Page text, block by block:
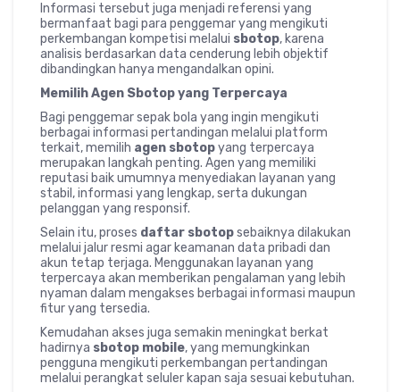
Informasi tersebut juga menjadi referensi yang
bermanfaat bagi para penggemar yang mengikuti
perkembangan kompetisi melalui sbotop, karena
analisis berdasarkan data cenderung lebih objektif
dibandingkan hanya mengandalkan opini.
Memilih Agen Sbotop yang Terpercaya
Bagi penggemar sepak bola yang ingin mengikuti
berbagai informasi pertandingan melalui platform
terkait, memilih agen sbotopyang terpercaya
merupakan langkah penting. Agen yang memiliki
reputasi baik umumnya menyediakan layanan yang
stabil, informasi yang lengkap, serta dukungan
pelanggan yang responsif.
Selain itu, proses daftar sbotopsebaiknya dilakukan
melalui jalur resmi agar keamanan data pribadi dan
akun tetap terjaga. Menggunakan layanan yang
terpercaya akan memberikan pengalaman yang lebih
nyaman dalam mengakses berbagai informasi maupun
fitur yang tersedia.
Kemudahan akses juga semakin meningkat berkat
hadirnya sbotop mobile, yang memungkinkan
pengguna mengikuti perkembangan pertandingan
melalui perangkat seluler kapan saja sesuai kebutuhan.